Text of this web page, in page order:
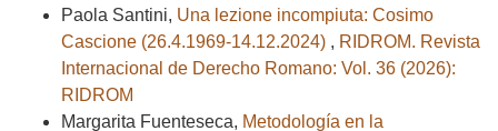
Paola Santini, Una lezione incompiuta: Cosimo
Cascione (26.4.1969-14.12.2024) , RIDROM. Revista
Internacional de Derecho Romano: Vol. 36 (2026):
RIDROM
Margarita Fuenteseca, Metodología en la